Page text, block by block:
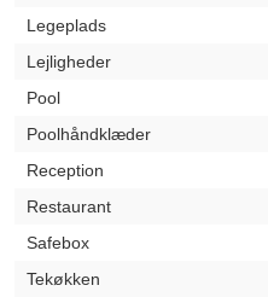
Legeplads
Lejligheder
Pool
Poolhåndklæder
Reception
Restaurant
Safebox
Tekøkken